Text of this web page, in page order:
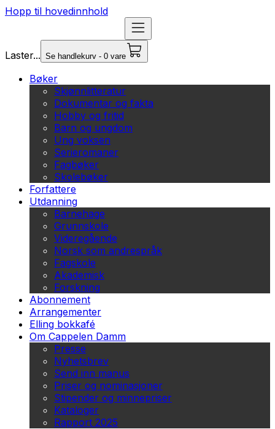
Hopp til hovedinnhold
Laster... Se handlekurv - 0 vare
Bøker
Skjønnlitteratur
Dokumentar og fakta
Hobby og fritid
Barn og ungdom
Ung voksen
Serieromaner
Fagbøker
Skolebøker
Forfattere
Utdanning
Barnehage
Grunnskole
Videregående
Norsk som andrespråk
Fagskole
Akademisk
Forskning
Abonnement
Arrangementer
Elling bokkafé
Om Cappelen Damm
Presse
Nyhetsbrev
Send inn manus
Priser og nominasjoner
Stipender og minnepriser
Kataloger
Rapport 2025